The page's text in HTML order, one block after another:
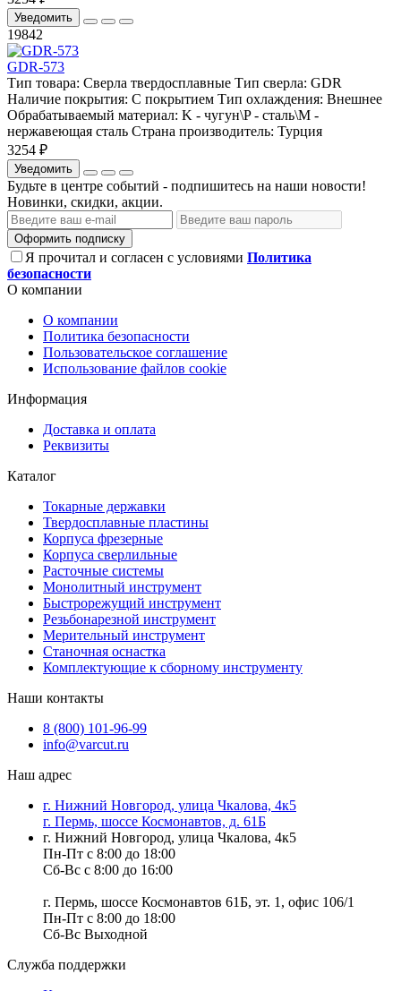
Уведомить
19842
GDR-573
Тип товара: Сверла твердосплавные Тип сверла: GDR
Наличие покрытия: С покрытием Тип охлаждения: Внешнее
Обрабатываемый материал: K - чугун\P - сталь\М -
нержавеющая сталь Страна производитель: Турция
3254 ₽
Уведомить
Будьте в центре событий - подпишитесь на наши новости!
Новинки, скидки, акции.
Оформить подписку
Я прочитал и согласен с условиями Политика
безопасности
О компании
О компании
Политика безопасности
Пользовательское соглашение
Использование файлов cookie
Информация
Доставка и оплата
Реквизиты
Каталог
Токарные державки
Твердосплавные пластины
Корпуса фрезерные
Корпуса сверлильные
Расточные системы
Монолитный инструмент
Быстрорежущий инструмент
Резьбонарезной инструмент
Мерительный инструмент
Станочная оснастка
Комплектующие к сборному инструменту
Наши контакты
8 (800) 101-96-99
info@varcut.ru
Наш адрес
г. Нижний Новгород, улица Чкалова, 4к5
г. Пермь, шоссе Космонавтов, д. 61Б
г. Нижний Новгород, улица Чкалова, 4к5
Пн-Пт с 8:00 до 18:00
Сб-Вс с 8:00 до 16:00
г. Пермь, шоссе Космонавтов 61Б, эт. 1, офис 106/1
Пн-Пт с 8:00 до 18:00
Сб-Вс Выходной
Служба поддержки